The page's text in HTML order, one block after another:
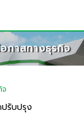
8401
อกาสทางธุรกิจ
รับปรุง